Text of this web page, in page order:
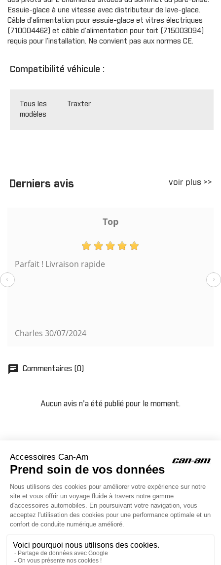
Essuie-glace à une vitesse avec distributeur de lave-glace.
Câble d’alimentation pour essuie-glace et vitres électriques
(710004462) et câble d’alimentation pour toit (715003094)
requis pour l’installation. Ne convient pas aux normes CE.
Compatibilité véhicule :
Tous les
modèles
Traxter
Derniers avis voir plus >>
Top
Parfait ! Livraison rapide
Charles 30/07/2024
‹ ›
chat Commentaires (0)
Aucun avis n'a été publié pour le moment.
ACCESSOIRES CAN-AM
Le site d'accessoires Can-Am vous propose des accessoires d'origine
pour équiper votre véhicule 3 roues (On Road) ou votre véhicule tout